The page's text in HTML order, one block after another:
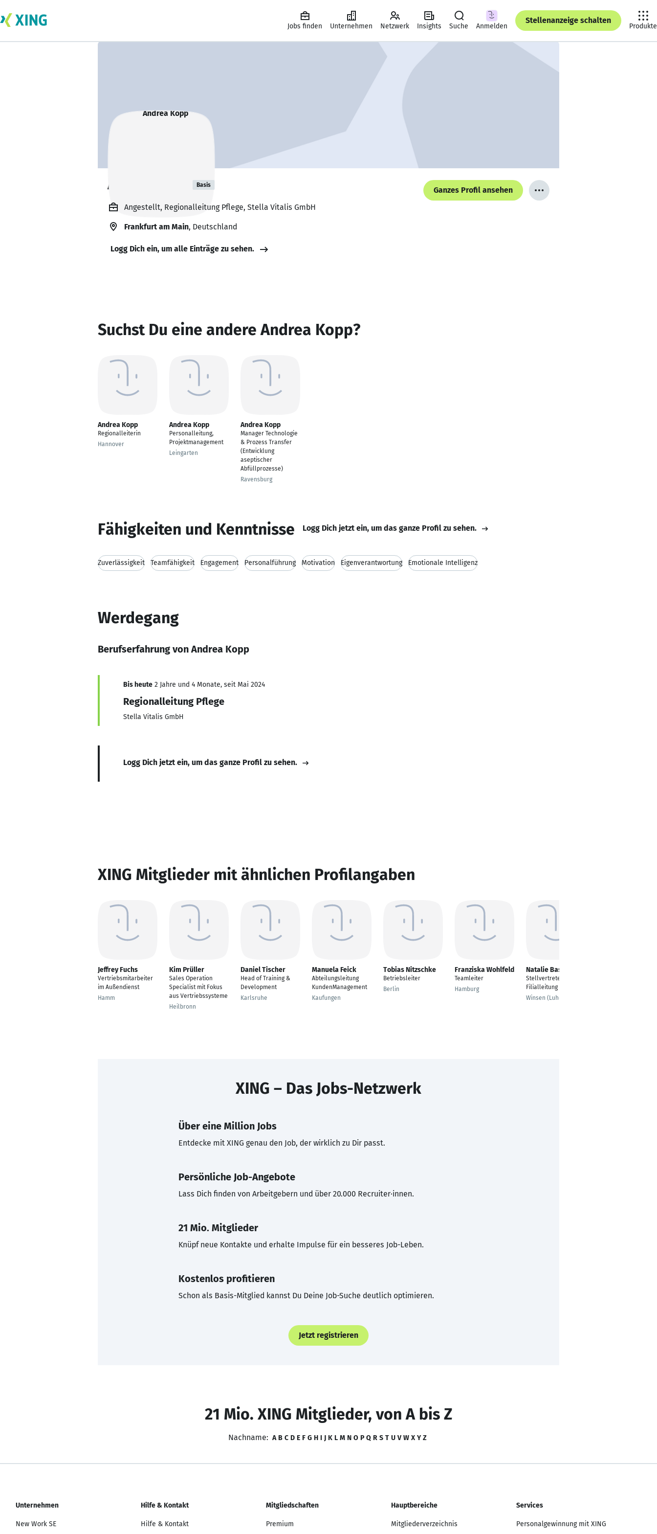
Jobs finden Unternehmen Netzwerk Insights Suche Anmelden
Stellenanzeige schalten
Produkte
Andrea Kopp Basis
Ganzes Profil ansehen
Angestellt, Regionalleitung Pflege, Stella Vitalis GmbH
Frankfurt am Main, Deutschland
Logg Dich ein, um alle Einträge zu sehen.
Suchst Du eine andere Andrea Kopp?
Andrea Kopp
Regionalleiterin
Hannover
Andrea Kopp
Personalleitung,
Projektmanagement
Leingarten
Andrea Kopp
Manager Technologie
& Prozess Transfer
(Entwicklung
aseptischer
Abfüllprozesse)
Ravensburg
Fähigkeiten und Kenntnisse Logg Dich jetzt ein, um das ganze Profil zu sehen.
Zuverlässigkeit Teamfähigkeit Engagement Personalführung Motivation Eigenverantwortung Emotionale Intelligenz
Werdegang
Berufserfahrung von Andrea Kopp
Bis heute 2 Jahre und 4 Monate, seit Mai 2024
Regionalleitung Pflege
Stella Vitalis GmbH
Logg Dich jetzt ein, um das ganze Profil zu sehen.
XING Mitglieder mit ähnlichen Profilangaben
Jeffrey Fuchs
Vertriebsmitarbeiter
im Außendienst
Hamm
Kim Prüller
Sales Operation
Specialist mit Fokus
aus Vertriebssysteme
Heilbronn
Daniel Tischer
Head of Training &
Development
Karlsruhe
Manuela Feick
Abteilungsleitung
KundenManagement
Kaufungen
Tobias Nitzschke
Betriebsleiter
Berlin
Franziska Wohlfeld
Teamleiter
Hamburg
Natalie Bastron
Stellvertretende
Filialleitung
Winsen (Luhe)
XING – Das Jobs-Netzwerk
Über eine Million Jobs
Entdecke mit XING genau den Job, der wirklich zu Dir passt.
Persönliche Job-Angebote
Lass Dich finden von Arbeitgebern und über 20.000 Recruiter·innen.
21 Mio. Mitglieder
Knüpf neue Kontakte und erhalte Impulse für ein besseres Job-Leben.
Kostenlos profitieren
Schon als Basis-Mitglied kannst Du Deine Job-Suche deutlich optimieren.
Jetzt registrieren
21 Mio. XING Mitglieder, von A bis Z
Nachname: A B C D E F G H I J K L M N O P Q R S T U V W X Y Z
Unternehmen
New Work SE
Hilfe & Kontakt
Hilfe & Kontakt
Mitgliedschaften
Premium
Hauptbereiche
Mitgliederverzeichnis
Services
Personalgewinnung mit XING